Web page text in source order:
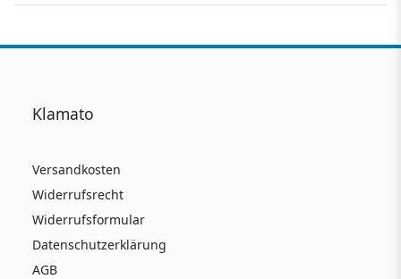
Klamato
Versandkosten
Widerrufsrecht
Widerrufsformular
Datenschutzerklärung
AGB